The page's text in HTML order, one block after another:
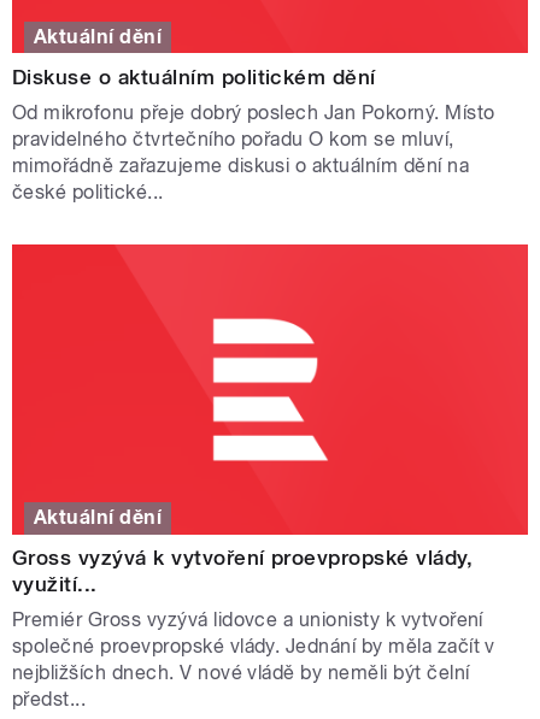
Aktuální dění
Diskuse o aktuálním politickém dění
Od mikrofonu přeje dobrý poslech Jan Pokorný. Místo
pravidelného čtvrtečního pořadu O kom se mluví,
mimořádně zařazujeme diskusi o aktuálním dění na
české politické...
Aktuální dění
Gross vyzývá k vytvoření proevpropské vlády,
využití...
Premiér Gross vyzývá lidovce a unionisty k vytvoření
společné proevpropské vlády. Jednání by měla začít v
nejbližších dnech. V nové vládě by neměli být čelní
předst...